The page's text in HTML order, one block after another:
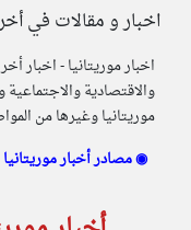
اخبار و مقالات في
اخبار موريتانيا - اخبار
والاقتصادية
موريتانيا وغيرها من
مصادر أخبار موريتانيا ◉